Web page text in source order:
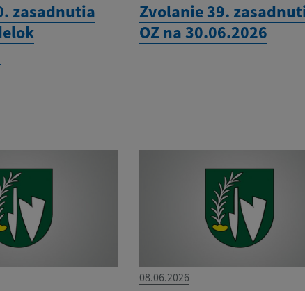
zasadnutia
Zvolanie 39.
OZ na 30.06.2026
08.06.2026